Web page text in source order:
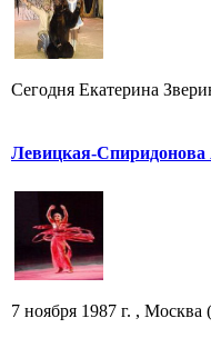
Сегодня Екатерина
Левицкая-Спиридонова
7 ноября 1987 г. , Москва